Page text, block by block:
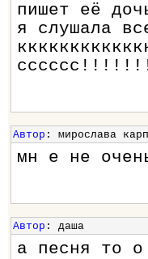
пишет её
я слушала
Автор : мирослава
мн е не
Автор : даша
а песня то о